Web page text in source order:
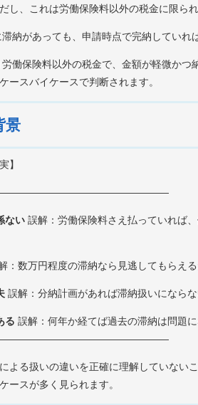
し、これは労働保険料以外の税金に限られ
納があっても、申請時点で完納していれ
労働保険料以外の税金で、金額が軽微かつ
ースバイケースで判断されます。
景
】
ない 誤解：労働保険料さえ払っていれば
：数万円程度の滞納なら見逃してもらえ
誤解：分納計画があれば滞納扱いになら
る 誤解：何年か経てば過去の滞納は問題
よる扱いの違いを正確に理解していない
ースが多く見られます。